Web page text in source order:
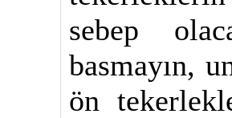
sebep
basmayın,
ön